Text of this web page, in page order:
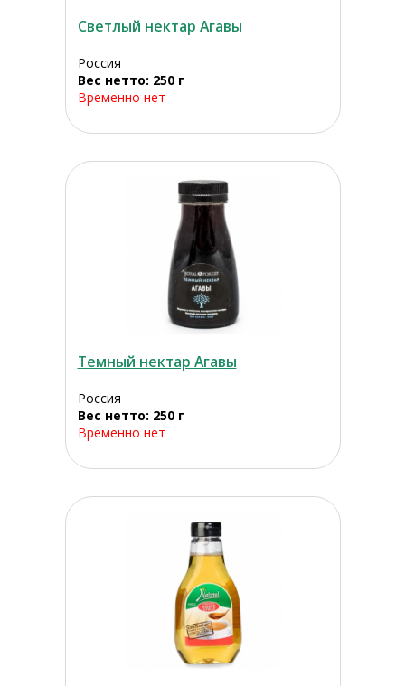
Светлый нектар Агавы
Россия
Вес нетто: 250 г
Временно нет
Темный нектар Агавы
Россия
Вес нетто: 250 г
Временно нет